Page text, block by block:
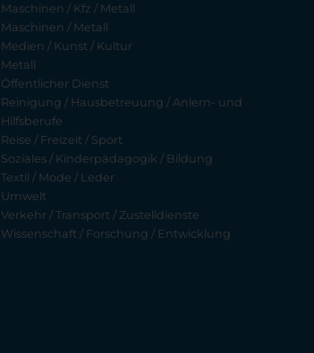
Maschinen / Kfz / Metall
Maschinen / Metall
Medien / Kunst / Kultur
Metall
Öffentlicher Dienst
Reinigung / Hausbetreuung / Anlern- und
Hilfsberufe
Reise / Freizeit / Sport
Soziales / Kinderpädagogik / Bildung
Textil / Mode / Leder
Umwelt
Verkehr / Transport / Zustelldienste
Wissenschaft / Forschung / Entwicklung